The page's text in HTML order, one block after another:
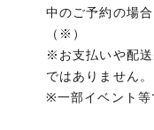
中のご予約の場
（※）
※お支払いや配送
ではありません。
※一部イベント等